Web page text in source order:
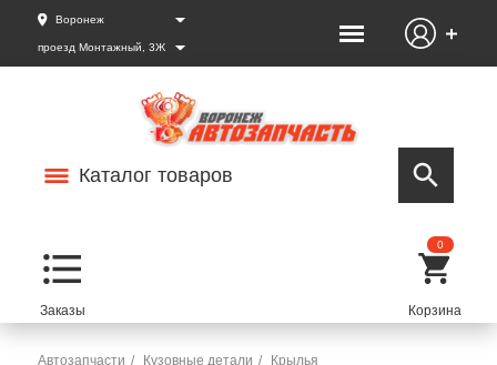
Воронеж
проезд Монтажный, 3Ж
Каталог товаров
0
Автозапчасти Кузовные детали Крылья